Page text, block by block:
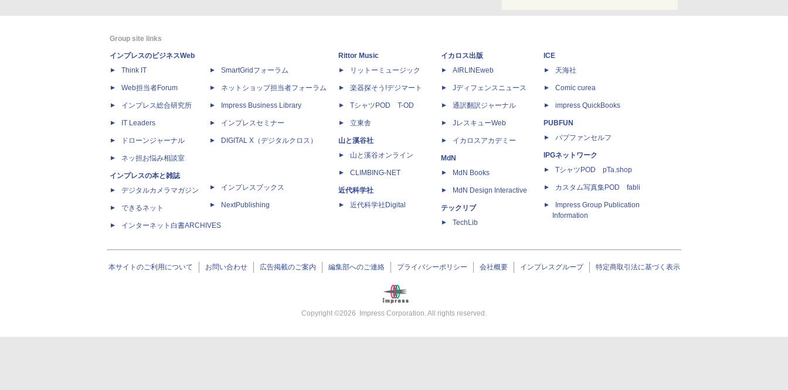
Group site links
インプレスのビジネスWeb
Think IT
Web担当者Forum
インプレス総合研究所
IT Leaders
ドローンジャーナル
ネッ担お悩み相談室
インプレスの本と雑誌
デジタルカメラマガジン
できるネット
インターネット白書ARCHIVES
SmartGridフォーラム
ネットショップ担当者フォーラム
Impress Business Library
インプレスセミナー
DIGITAL X（デジタルクロス）
インプレスブックス
NextPublishing
Rittor Music
リットーミュージック
楽器探そう!デジマート
TシャツPOD T-OD
立東舎
山と溪谷社
山と溪谷オンライン
CLIMBING-NET
近代科学社
近代科学社Digital
イカロス出版
AIRLINEweb
Jディフェンスニュース
通訳翻訳ジャーナル
JレスキューWeb
イカロスアカデミー
MdN
MdN Books
MdN Design Interactive
テックリブ
TechLib
ICE
天海社
Comic curea
impress QuickBooks
PUBFUN
パブファンセルフ
IPGネットワーク
TシャツPOD pTa.shop
カスタム写真集POD fabli
Impress Group Publication
Information
本サイトのご利用について お問い合わせ 広告掲載のご案内 編集部へのご連絡 プライバシーポリシー 会社概要 インプレスグループ 特定商取引法に基づく表示
Copyright ©2026 Impress Corporation. All rights reserved.